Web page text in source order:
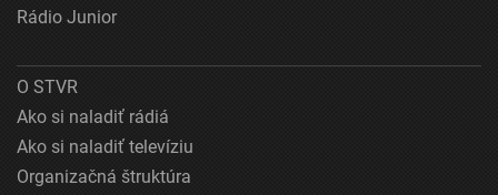
Rádio Junior
O STVR
Ako si naladiť rádiá
Ako si naladiť televíziu
Organizačná štruktúra